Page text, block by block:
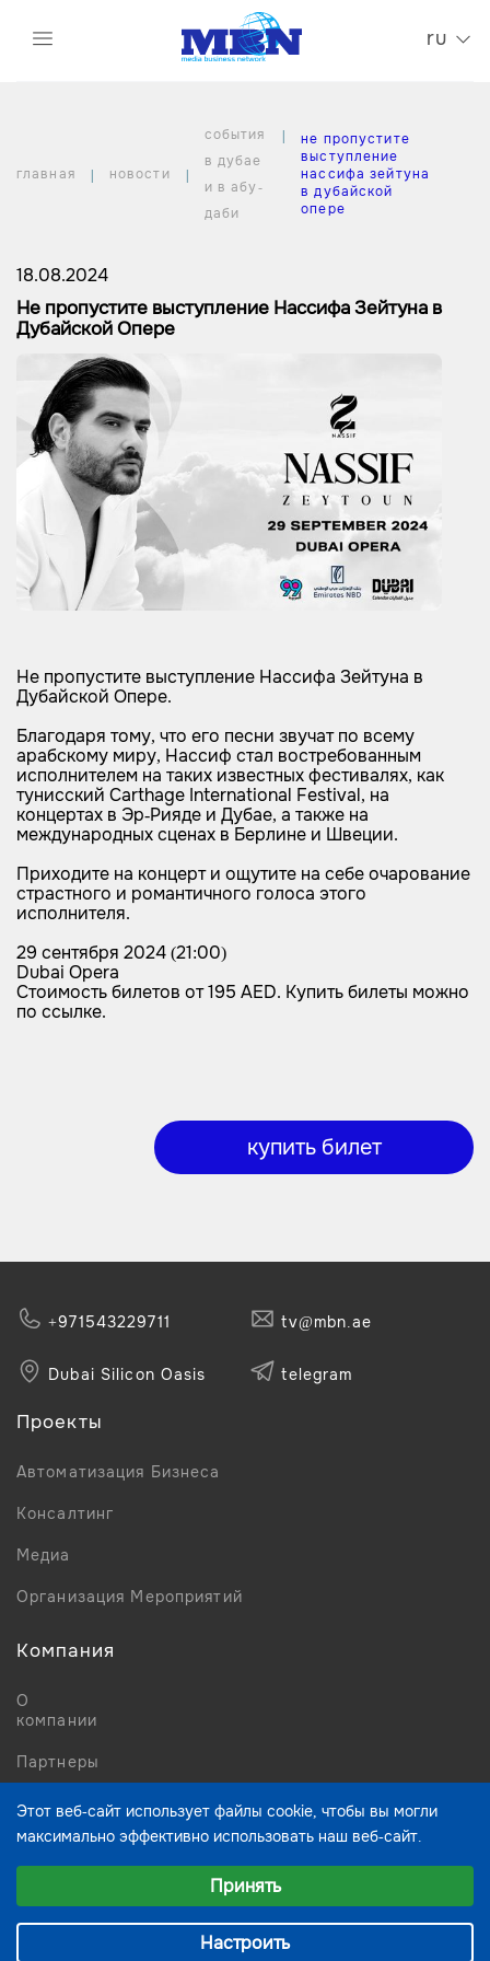
ru
главная новости
события
в дубае
и в абу-
даби
не пропустите
выступление
нассифа зейтуна
в дубайской
опере
18.08.2024
Не пропустите выступление Нассифа Зейтуна в
Дубайской Опере
Не пропустите выступление Нассифа Зейтуна в
Дубайской Опере.
Благодаря тому, что его песни звучат по всему
арабскому миру, Нассиф стал востребованным
исполнителем на таких известных фестивалях, как
тунисский Carthage International Festival, на
концертах в Эр-Рияде и Дубае, а также на
международных сценах в Берлине и Швеции.
Приходите на концерт и ощутите на себе очарование
страстного и романтичного голоса этого
исполнителя.
29 сентября 2024 (21:00)
Dubai Opera
Стоимость билетов от 195 AED. Купить билеты можно
по ссылке.
купить билет
Компания
О
компании
Партнеры
Новости
Контакты
Проекты
Автоматизация Бизнеса
Консалтинг
Медиа
Организация Мероприятий
+971543229711 tv@mbn.ae
Dubai Silicon Oasis telegram
© 2023 Media Business Network — FZCO
Этот веб-сайт использует файлы cookie, чтобы вы могли
максимально эффективно использовать наш веб-сайт.
Выберите настройки cookie
Аналитические/Функциональные
Принять
Настроить